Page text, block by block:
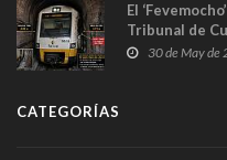
El
Tribunal de
sobrecoste
30 de May de
CATEGORÍAS